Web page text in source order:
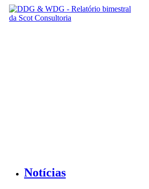
Notícias